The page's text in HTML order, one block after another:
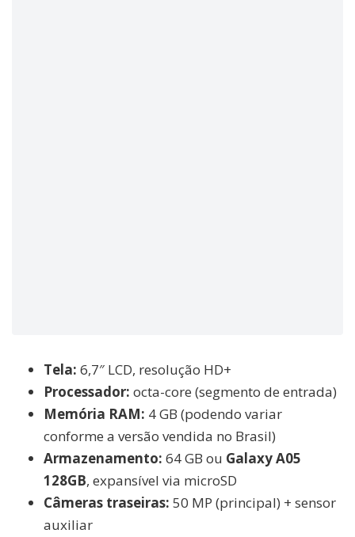
Tela: 6,7″ LCD, resolução HD+
Processador: octa-core (segmento de entrada)
Memória RAM: 4 GB (podendo variar
conforme a versão vendida no Brasil)
Armazenamento: 64 GB ou Galaxy A05
128GB, expansível via microSD
Câmeras traseiras: 50 MP (principal) + sensor
auxiliar